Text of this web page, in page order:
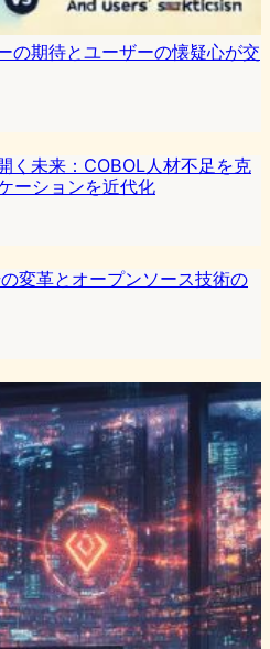
の期待とユーザーの懐疑心が交
く未来：COBOL人材不足を克
ーションを近代化
変革とオープンソース技術の